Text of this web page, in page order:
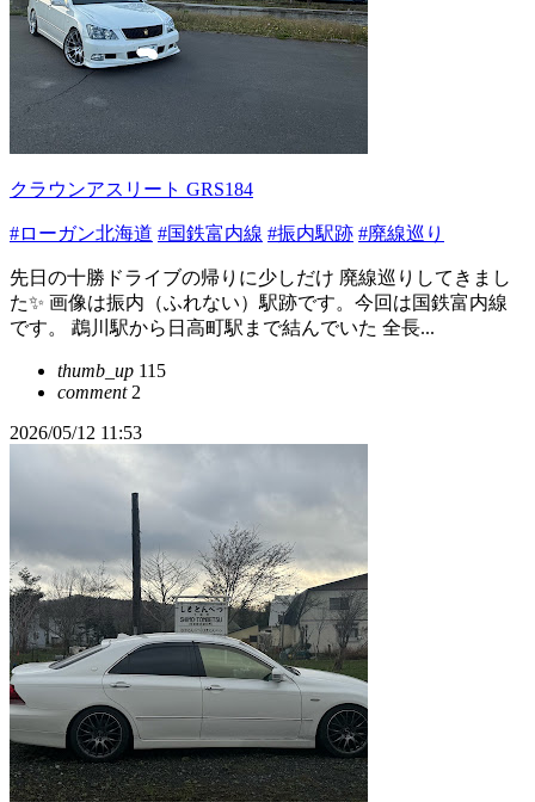
クラウンアスリート GRS184
#ローガン北海道 #国鉄富内線 #振内駅跡 #廃線巡り
先日の十勝ドライブの帰りに少しだけ 廃線巡りしてきまし
た✨ 画像は振内（ふれない）駅跡です。今回は国鉄富内線
です。 鵡川駅から日高町駅まで結んでいた 全長...
thumb_up 115
comment2
2026/05/12 11:53